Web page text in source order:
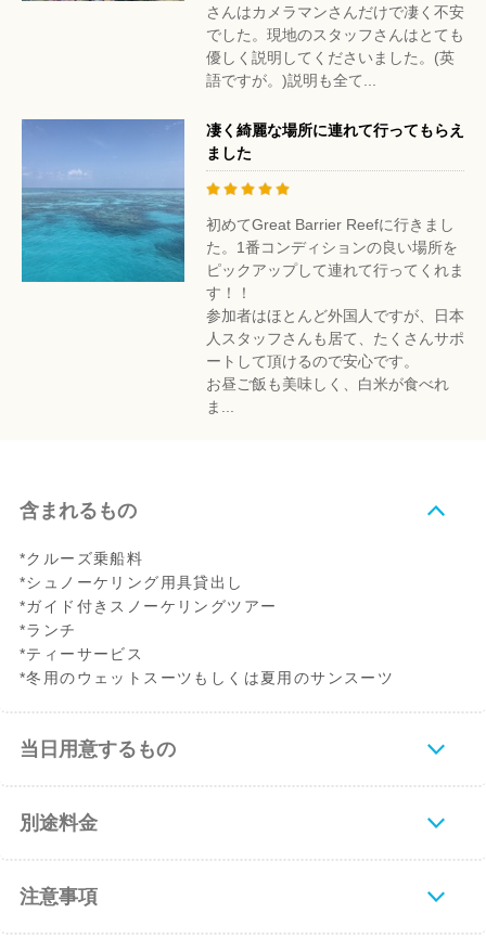
さんはカメラマンさんだけで凄く不安
でした。現地のスタッフさんはとても
優しく説明してくださいました。(英
語ですが。)説明も全て...
凄く綺麗な場所に連れて行ってもらえ
ました
初めてGreat Barrier Reefに行きまし
た。1番コンディションの良い場所を
ピックアップして連れて行ってくれま
す！！
参加者はほとんど外国人ですが、日本
人スタッフさんも居て、たくさんサポ
ートして頂けるので安心です。
お昼ご飯も美味しく、白米が食べれ
ま...
含まれるもの
*クルーズ乗船料
*シュノーケリング用具貸出し
*ガイド付きスノーケリングツアー
*ランチ
*ティーサービス
*冬用のウェットスーツもしくは夏用のサンスーツ
当日用意するもの
別途料金
注意事項